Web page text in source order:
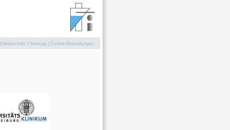
Datenschutz Sitemap| Cookie-Einstellungen